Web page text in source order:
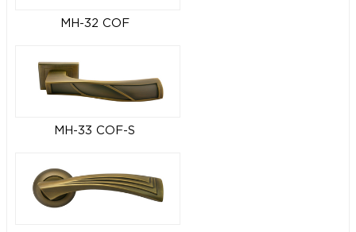
MH-32 COF
MH-33 COF-S